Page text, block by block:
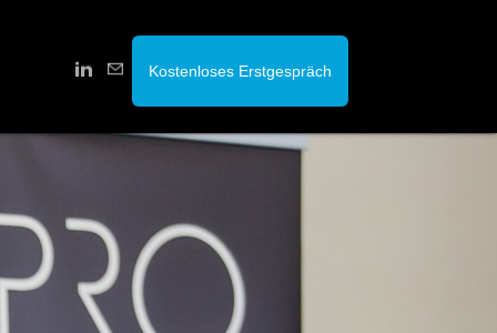
Kostenloses Erstgespräch